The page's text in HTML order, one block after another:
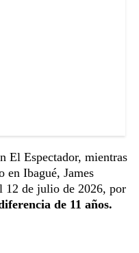
El Espectador, mientras
en Ibagué, James
12 de julio de 2026, por
de 11 años.